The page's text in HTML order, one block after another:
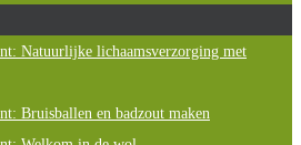
Natuurlijke lichaamsverzorging met
Bruisballen en badzout maken